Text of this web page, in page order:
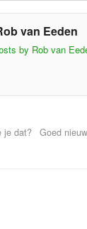
van Eeden
by Rob van
je dat? Goed